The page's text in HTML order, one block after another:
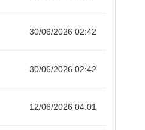
30/06/2026 02:42
30/06/2026 02:42
12/06/2026 04:01